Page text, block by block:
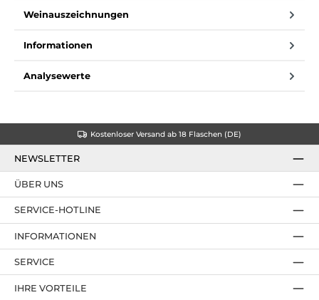
Weinauszeichnungen
Informationen
Analysewerte
Kostenloser Versand ab 18 Flaschen (DE)
NEWSLETTER
SERVICE-HOTLINE
IHRE VORTEILE
ÜBER UNS
INFORMATIONEN
SERVICE